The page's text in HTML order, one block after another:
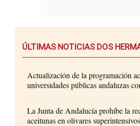
ÚLTIMAS NOTICIAS DOS
Actualización de la programación
universidades públicas andaluzas
La Junta de Andalucía prohíbe la
aceitunas en olivares